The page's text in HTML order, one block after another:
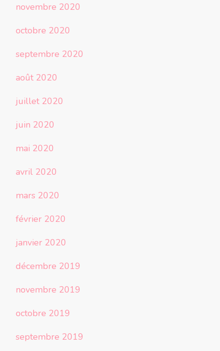
novembre 2020
octobre 2020
septembre 2020
août 2020
juillet 2020
juin 2020
mai 2020
avril 2020
mars 2020
février 2020
janvier 2020
décembre 2019
novembre 2019
octobre 2019
septembre 2019